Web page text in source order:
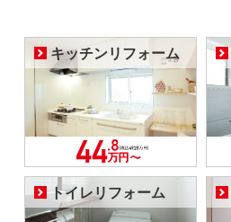
キッチンリフォーム
トイレリフォーム